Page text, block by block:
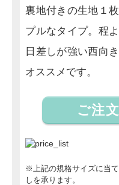
裏地付きの生地１
プルなタイプ。程
日差しが強い西向
オススメです。
ご注
※上記の規格サイズに当
しを承ります。